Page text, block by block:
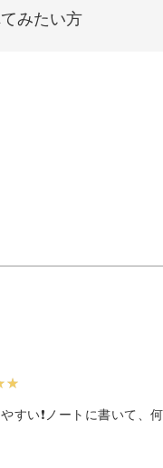
みたい方
すい❗️ノートに書いて、